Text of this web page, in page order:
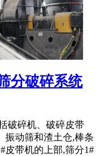
分破碎系统
破碎机、破碎皮带
振动筛和渣土仓,棒条
皮带机的上部,筛分1#